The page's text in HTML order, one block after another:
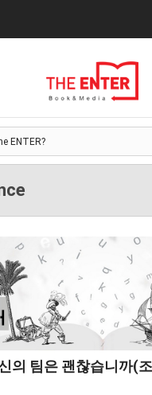
ENTER?
ENTER?
의 팀은 괜찮습니까(